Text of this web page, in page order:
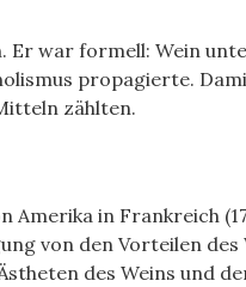
war formell: Wein
propagierte.
zählten.
in Frankreich
von den Vorteilen
des Weins und